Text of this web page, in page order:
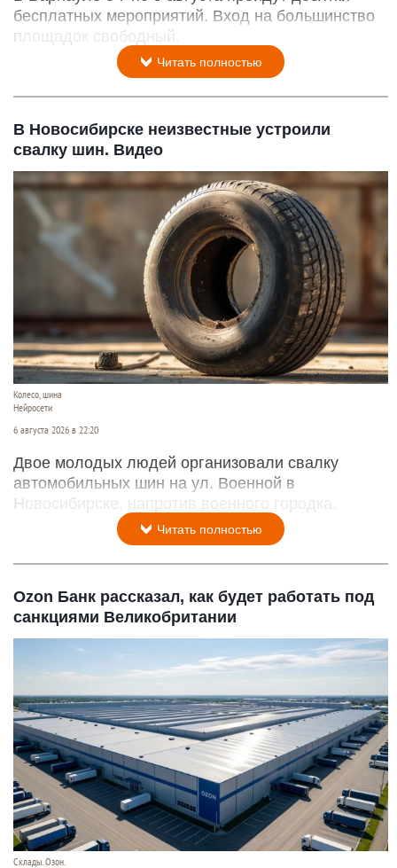
бесплатных мероприятий. Вход на большинство
площадок свободный.
Читать полностью
В Новосибирске неизвестные устроили
свалку шин. Видео
Колесо, шина
Нейросети
6 августа 2026 в 22:20
Двое молодых людей организовали свалку
автомобильных шин на ул. Военной в
Новосибирске, напротив военного городка.
Читать полностью
Ozon Банк рассказал, как будет работать под
санкциями Великобритании
Склады. Озон.